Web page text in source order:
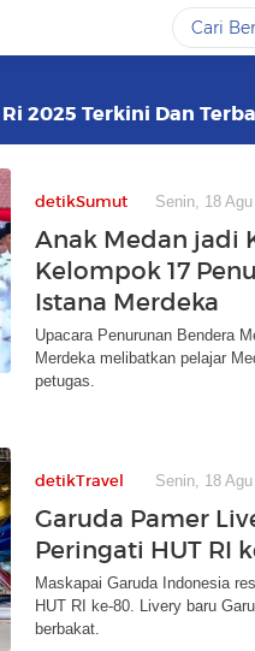
2025 Terkini Dan
detikSumut Senin, 18
Anak Medan jadi
Kelompok 17
Istana Merdeka
Upacara Penurunan Bendera
Merdeka melibatkan pelajar
petugas.
detikTravel Senin, 18
Garuda Pamer
Peringati HUT RI
Maskapai Garuda Indonesia
HUT RI ke-80. Livery baru
berbakat.